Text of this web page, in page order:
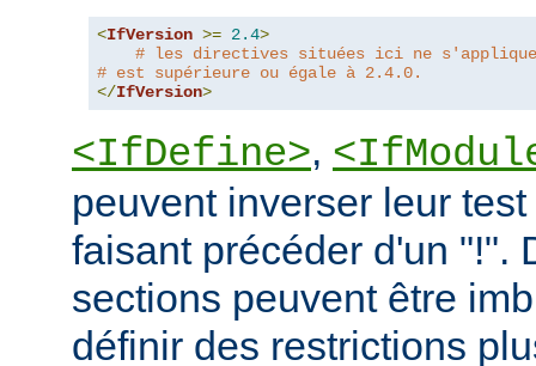
<IfVersion >= 2.4>
# les directives situées ici ne
# est supérieure ou égale à 2.4.0.
</IfVersion>
<IfDefine>,
peuvent inverser leur
faisant précéder d'un "!".
sections peuvent être
définir des restrictions